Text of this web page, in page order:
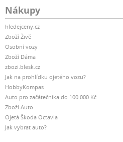
Nákupy
hledejceny.cz
Zboží Živě
Osobní vozy
Zboží Dáma
zbozi.blesk.cz
Jak na prohlídku ojetého vozu?
HobbyKompas
Auto pro začátečníka do 100 000 Kč
Zboží Auto
Ojetá Škoda Octavia
Jak vybrat auto?